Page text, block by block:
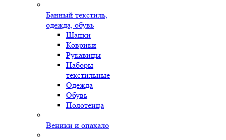
Банный текстиль,
одежда, обувь
Шапки
Коврики
Рукавицы
Наборы
текстильные
Одежда
Обувь
Полотенца
Веники и опахало